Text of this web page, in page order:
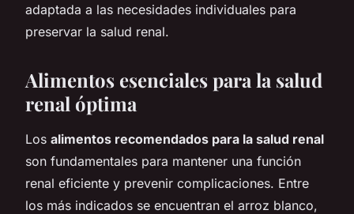
adaptada a las necesidades individuales para
preservar la salud renal.
Alimentos esenciales para la salud
renal óptima
Los alimentos recomendados para la salud renal
son fundamentales para mantener una función
renal eficiente y prevenir complicaciones. Entre
los más indicados se encuentran el arroz blanco,